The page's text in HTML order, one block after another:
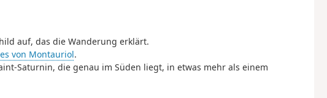
auf, das die Wanderung erklärt.
von Montauriol.
Saturnin, die genau im Süden liegt, in etwas mehr als einem